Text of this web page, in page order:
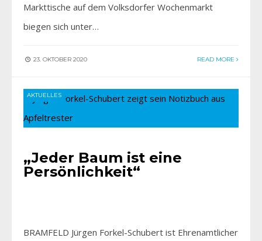
Markttische auf dem Volksdorfer Wochenmarkt
biegen sich unter…
23. OKTOBER 2020 READ MORE
AKTUELLES
„Jeder Baum ist eine
Persönlichkeit“
BRAMFELD Jürgen Forkel-Schubert ist Ehrenamtlicher